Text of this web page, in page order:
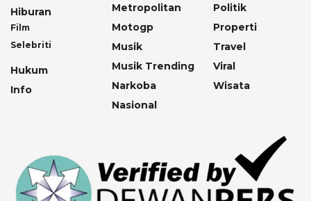
Hiburan
Film
Selebriti
Hukum
Info
Metropolitan
Motogp
Musik
Musik Trending
Narkoba
Nasional
Politik
Properti
Travel
Viral
Wisata